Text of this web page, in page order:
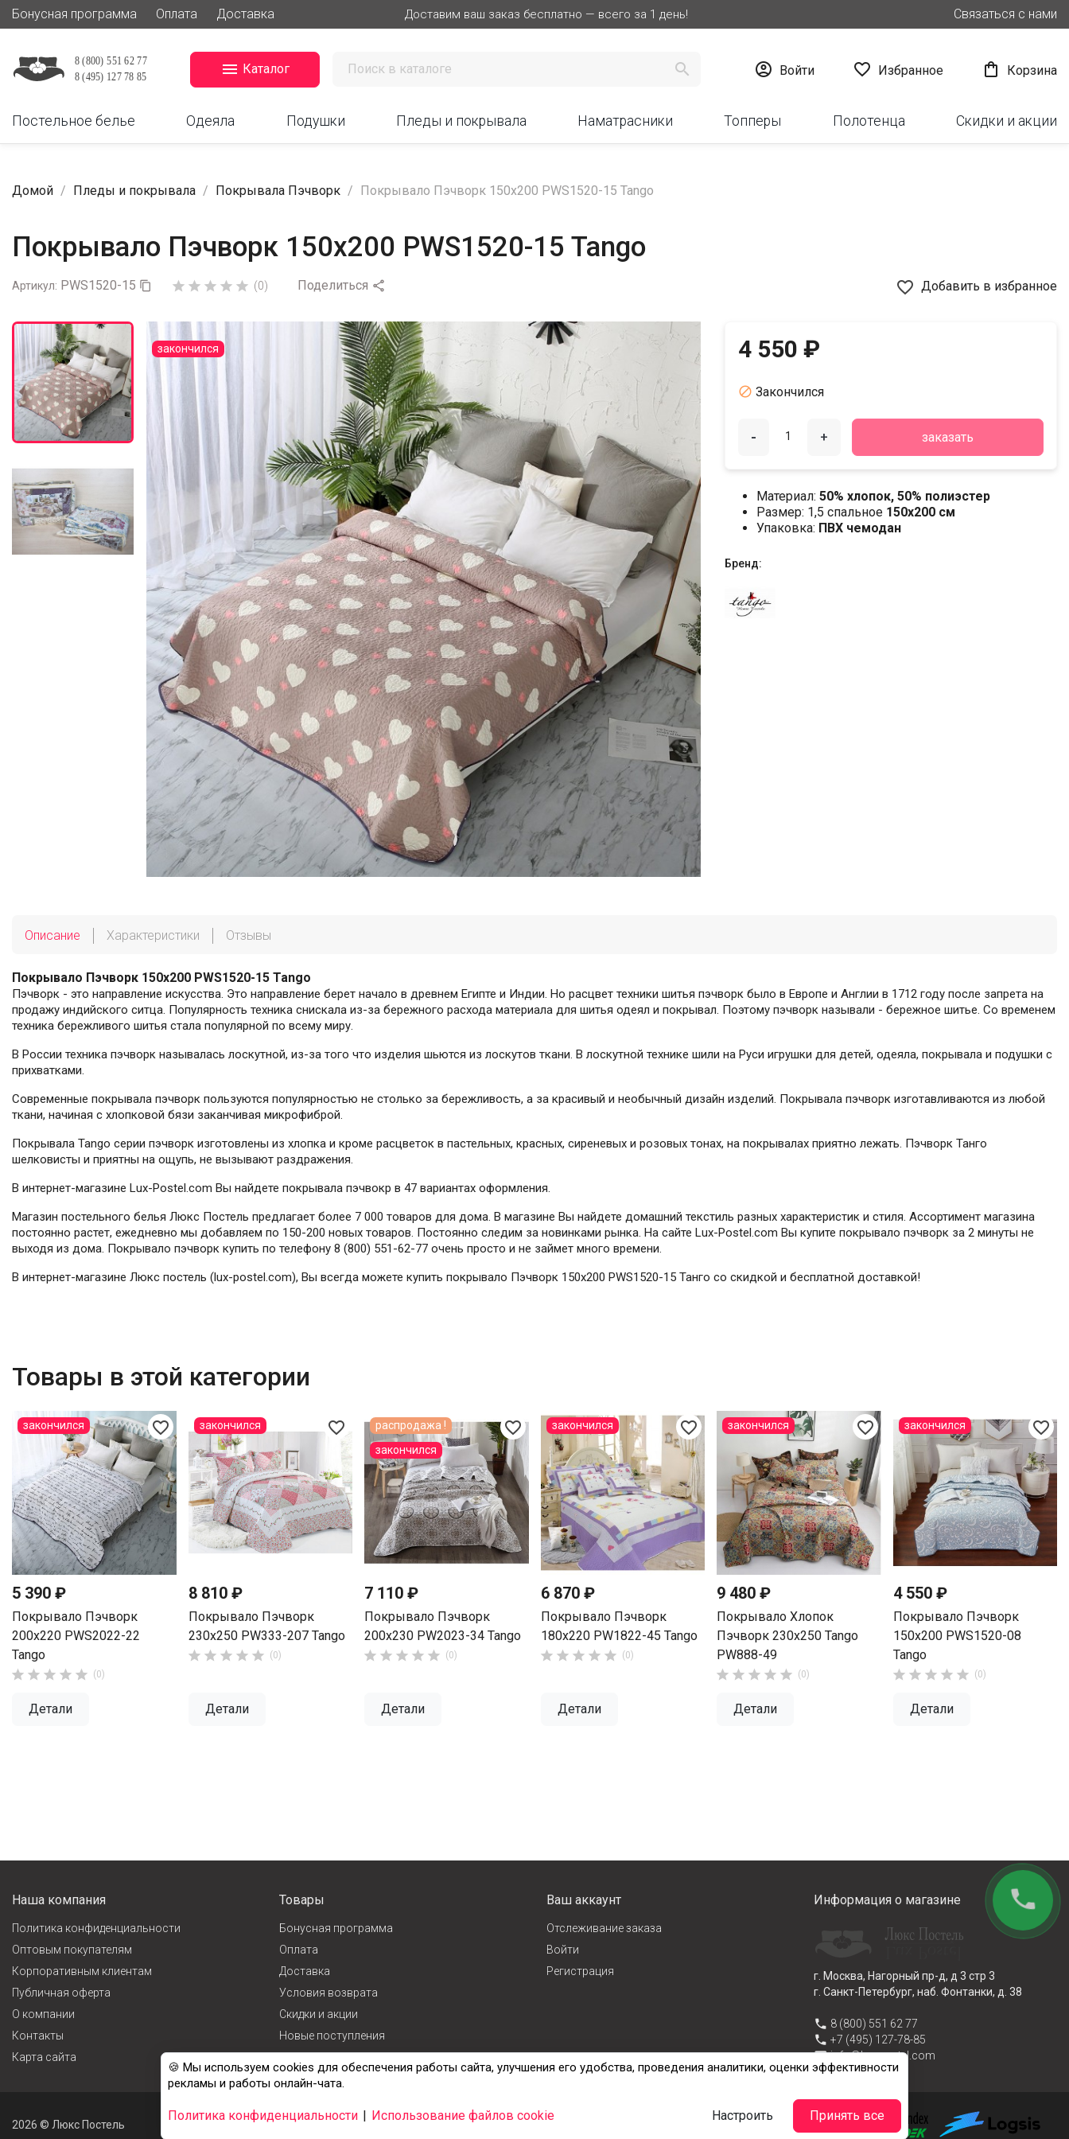
Бонусная программа Оплата Доставка Доставим ваш заказ бесплатно — всего за 1 день! Связаться с нами
 Каталог   Войти  Избранное  Корзина
Постельное белье Одеяла Подушки Пледы и покрывала Наматрасники Топперы Полотенца Скидки и акции
Домой Пледы и покрывала Покрывала Пэчворк Покрывало Пэчворк 150х200 PWS1520-15 Tango
Покрывало Пэчворк 150х200 PWS1520-15 Tango
Артикул: PWS1520-15       (0) Поделиться  favorite_border Добавить в избранное
закончился 4 550 ₽
 Закончился
- + заказать
Материал: 50% хлопок, 50% полиэстер
Размер: 1,5 спальное 150х200 см
Упаковка: ПВХ чемодан
Бренд:
Описание Характеристики Отзывы
Покрывало Пэчворк 150х200 PWS1520-15 Tango
Пэчворк - это направление искусства. Это направление берет начало в древнем Египте и Индии. Но расцвет техники шитья пэчворк было в Европе и Англии в 1712 году после запрета на
продажу индийского ситца. Популярность техника снискала из-за бережного расхода материала для шитья одеял и покрывал. Поэтому пэчворк называли - бережное шитье. Со временем
техника бережливого шитья стала популярной по всему миру.
В России техника пэчворк называлась лоскутной, из-за того что изделия шьются из лоскутов ткани. В лоскутной технике шили на Руси игрушки для детей, одеяла, покрывала и подушки с
прихватками.
Современные покрывала пэчворк пользуются популярностью не столько за бережливость, а за красивый и необычный дизайн изделий. Покрывала пэчворк изготавливаются из любой
ткани, начиная с хлопковой бязи заканчивая микрофиброй.
Покрывала Tango серии пэчворк изготовлены из хлопка и кроме расцветок в пастельных, красных, сиреневых и розовых тонах, на покрывалах приятно лежать. Пэчворк Танго
шелковисты и приятны на ощупь, не вызывают раздражения.
В интернет-магазине Lux-Postel.com Вы найдете покрывала пэчвокр в 47 вариантах оформления.
Магазин постельного белья Люкс Постель предлагает более 7 000 товаров для дома. В магазине Вы найдете домашний текстиль разных характеристик и стиля. Ассортимент магазина
постоянно растет, ежедневно мы добавляем по 150-200 новых товаров. Постоянно следим за новинками рынка. На сайте Lux-Postel.com Вы купите покрывало пэчворк за 2 минуты не
выходя из дома. Покрывало пэчворк купить по телефону 8 (800) 551-62-77 очень просто и не займет много времени.
В интернет-магазине Люкс постель (lux-postel.com), Вы всегда можете купить покрывало Пэчворк 150х200 PWS1520-15 Танго со скидкой и бесплатной доставкой!
Товары в этой категории
favorite_border
5 390 ₽
Покрывало Пэчворк
200х220 PWS2022-22
Tango
     (0)
Детали
закончился favorite_border
8 810 ₽
Покрывало Пэчворк
230х250 PW333-207 Tango
     (0)
Детали
закончился favorite_border
7 110 ₽
Покрывало Пэчворк
200х230 PW2023-34 Tango
     (0)
Детали
распродажа !
закончился
favorite_border
6 870 ₽
Покрывало Пэчворк
180х220 PW1822-45 Tango
     (0)
Детали
закончился favorite_border
9 480 ₽
Покрывало Хлопок
Пэчворк 230х250 Tango
PW888-49
     (0)
Детали
закончился favorite_border
4 550 ₽
Покрывало Пэчворк
150х200 PWS1520-08
Tango
     (0)
Детали
закончился
Наша компания
Политика конфиденциальности
Оптовым покупателям
Корпоративным клиентам
Публичная оферта
О компании
Контакты
Карта сайта
Товары
Бонусная программа
Оплата
Доставка
Условия возврата
Cкидки и акции
Новые поступления
Лидеры продаж
Ваш аккаунт
Отслеживание заказа
Войти
Регистрация
Информация о магазине
г. Москва, Нагорный пр-д, д 3 стр 3
г. Санкт-Петербург, наб. Фонтанки, д. 38
phone 8 (800) 551 62 77
phone +7 (495) 127-78-85
emailinfo@lux-postel.com
2026 © Люкс Постель
🍪 Мы используем cookies для обеспечения работы сайта, улучшения его удобства, проведения аналитики, оценки эффективности
рекламы и работы онлайн-чата.
Политика конфиденциальности | Использование файлов cookie Настроить Принять все
phone